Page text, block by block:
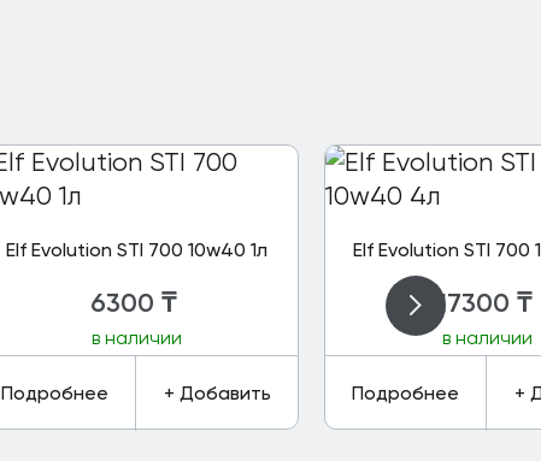
Elf Evolution STI 700 10w40 1л
6300 ₸
в наличии
Подробнее + Добавить
Elf Evolution STI 700
17300 ₸
в наличии
Подробнее +